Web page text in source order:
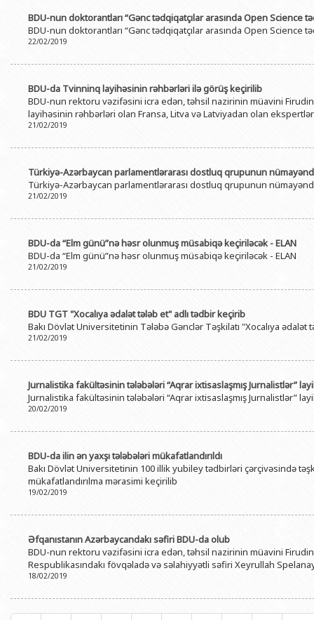
BDU-nun doktorantları “Gənc tədqiqatçılar arasında Open Science
BDU-nun doktorantları “Gənc tədqiqatçılar arasında Open Science
22/02/2019
BDU-da Tvinninq layihəsinin rəhbərləri ilə görüş keçirilib
BDU-nun rektoru vəzifəsini icra edən, təhsil nazirinin müavini
layihəsinin rəhbərləri olan Fransa, Litva və Latviyadan olan
21/02/2019
Türkiyə-Azərbaycan parlamentlərarası dostluq qrupunun
Türkiyə-Azərbaycan parlamentlərarası dostluq qrupunun
21/02/2019
BDU-da “Elm günü”nə həsr olunmuş müsabiqə keçiriləcək - ELAN
BDU-da “Elm günü”nə həsr olunmuş müsabiqə keçiriləcək - ELAN
21/02/2019
BDU TGT "Xocalıya ədalət tələb et" adlı tədbir keçirib
Bakı Dövlət Universitetinin Tələbə Gənclər Təşkilatı "Xocalıya ədalət
21/02/2019
Jurnalistika fakültəsinin tələbələri “Aqrar ixtisaslaşmış Jurnalistlər”
Jurnalistika fakültəsinin tələbələri “Aqrar ixtisaslaşmış Jurnalistlər”
20/02/2019
BDU-da ilin ən yaxşı tələbələri mükafatlandırıldı
Bakı Dövlət Universitetinin 100 illik yubiley tədbirləri çərçivəsində
mükafatlandırılma mərasimi keçirilib
19/02/2019
Əfqanıstanın Azərbaycandakı səfiri BDU-da olub
BDU-nun rektoru vəzifəsini icra edən, təhsil nazirinin müavini
Respublikasındakı fövqəladə və səlahiyyətli səfiri Xeyrullah
18/02/2019